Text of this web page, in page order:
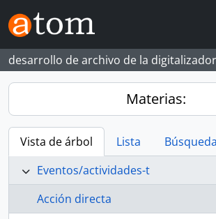
Skip to main content
desarrollo de archivo de la
Materias:
Vista de árbol Lista
Búsqueda
Eventos/actividades-t
Acción directa